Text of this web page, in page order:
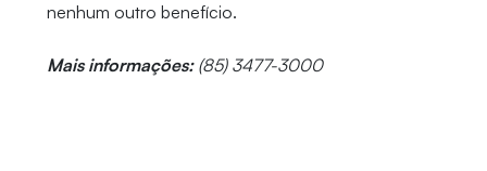
nenhum outro benefício.
Mais informações: (85) 3477-3000